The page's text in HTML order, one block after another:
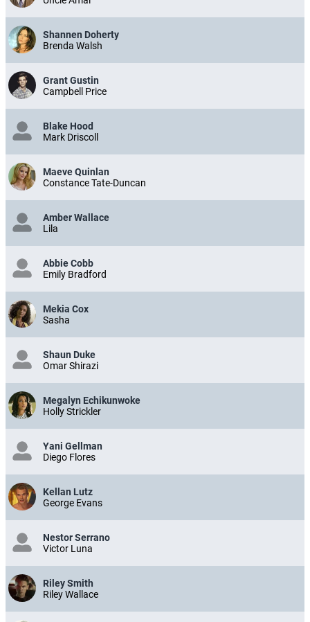
Shannen Doherty
Brenda Walsh
Grant Gustin
Campbell Price
Blake Hood
Mark Driscoll
Maeve Quinlan
Constance Tate-Duncan
Amber Wallace
Lila
Abbie Cobb
Emily Bradford
Mekia Cox
Sasha
Shaun Duke
Omar Shirazi
Megalyn Echikunwoke
Holly Strickler
Yani Gellman
Diego Flores
Kellan Lutz
George Evans
Nestor Serrano
Victor Luna
Riley Smith
Riley Wallace